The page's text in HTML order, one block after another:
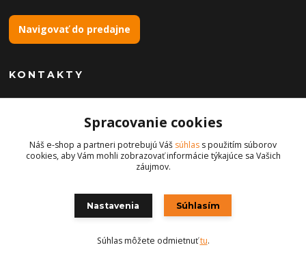
Navigovať do predajne
KONTAKTY
+421 904 869 565
info@robotickekosacky.eu
Vytvorené na Eshop-rychlo.sk
Spracovanie cookies
Náš e-shop a partneri potrebujú Váš súhlas s použitím súborov
cookies, aby Vám mohli zobrazovať informácie týkajúce sa Vašich
záujmov.
Nastavenia Súhlasím
Súhlas môžete odmietnuťtu.